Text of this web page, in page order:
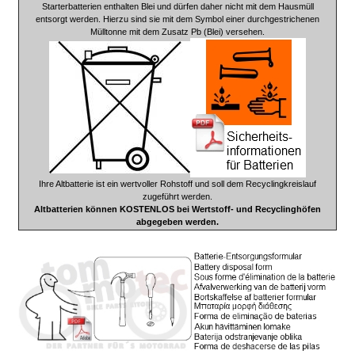
Starterbatterien enthalten Blei und dürfen daher nicht mit dem Hausmüll
entsorgt werden. Hierzu sind sie mit dem Symbol einer durchgestrichenen
Mülltonne mit dem Zusatz Pb (Blei) versehen.
Ihre Altbatterie ist ein wertvoller Rohstoff und soll dem Recyclingkreislauf
zugeführt werden.
Altbatterien können KOSTENLOS bei Wertstoff- und Recyclinghöfen
abgegeben werden.